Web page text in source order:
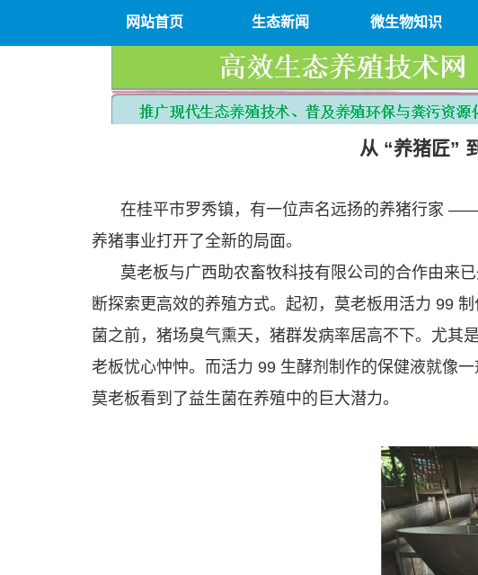
网站首页 生态新闻 微生物知识
从 “养猪匠”
在桂平市罗秀镇，有一位声名远扬的养猪行家
养猪事业打开了全新的局面。
莫老板与广西助农畜牧科技有限公司的合作由来
断探索更高效的养殖方式。起初，莫老板用活力 99
菌之前，猪场臭气熏天，猪群发病率居高不下。尤其
老板忧心忡忡。而活力 99 生酵剂制作的保健液就像
莫老板看到了益生菌在养殖中的巨大潜力。